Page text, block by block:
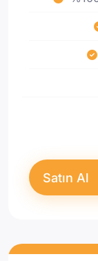
Satın Al